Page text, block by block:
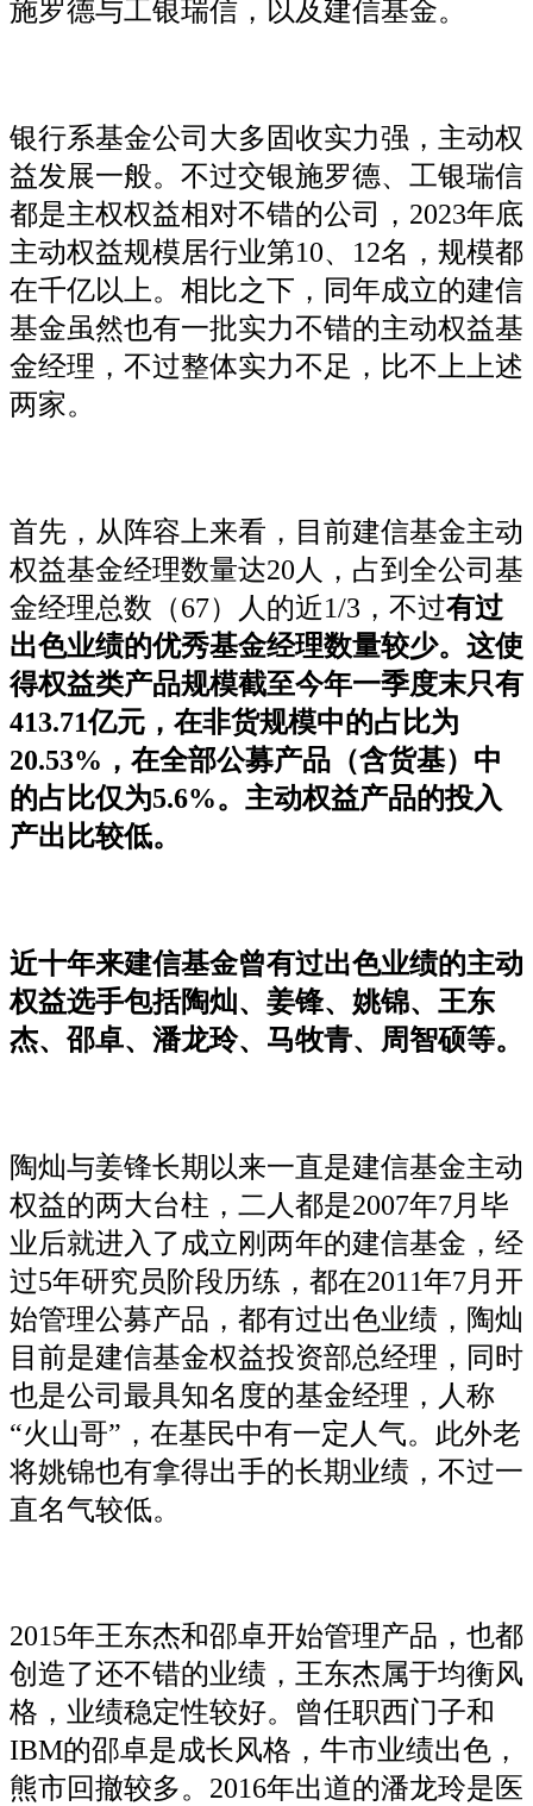
施罗德与工银瑞信，以及建信基金。
银行系基金公司大多固收实力强，主动权
益发展一般。不过交银施罗德、工银瑞信
都是主权权益相对不错的公司，2023年底
主动权益规模居行业第10、12名，规模都
在千亿以上。相比之下，同年成立的建信
基金虽然也有一批实力不错的主动权益基
金经理，不过整体实力不足，比不上上述
两家。
首先，从阵容上来看，目前建信基金主动
权益基金经理数量达20人，占到全公司基
金经理总数（67）人的近1/3，不过有过
出色业绩的优秀基金经理数量较少。这使
得权益类产品规模截至今年一季度末只有
413.71亿元，在非货规模中的占比为
20.53%，在全部公募产品（含货基）中
的占比仅为5.6%。主动权益产品的投入
产出比较低。
近十年来建信基金曾有过出色业绩的主动
权益选手包括陶灿、姜锋、姚锦、王东
杰、邵卓、潘龙玲、马牧青、周智硕等。
陶灿与姜锋长期以来一直是建信基金主动
权益的两大台柱，二人都是2007年7月毕
业后就进入了成立刚两年的建信基金，经
过5年研究员阶段历练，都在2011年7月开
始管理公募产品，都有过出色业绩，陶灿
目前是建信基金权益投资部总经理，同时
也是公司最具知名度的基金经理，人称
“火山哥”，在基民中有一定人气。此外老
将姚锦也有拿得出手的长期业绩，不过一
直名气较低。
2015年王东杰和邵卓开始管理产品，也都
创造了还不错的业绩，王东杰属于均衡风
格，业绩稳定性较好。曾任职西门子和
IBM的邵卓是成长风格，牛市业绩出色，
熊市回撤较多。2016年出道的潘龙玲是医